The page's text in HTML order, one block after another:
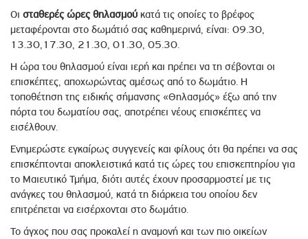
Οι σταθερές ώρες θηλασμού κατά τις οποίες το βρέφος
μεταφέρονται στο δωμάτιό σας καθημερινά, είναι: 09.30,
13.30,17.30, 21.30, 01.30, 05.30.
Η ώρα του θηλασμού είναι ιερή και πρέπει να τη σέβονται οι
επισκέπτες, αποχωρώντας αμέσως από το δωμάτιο. Η
τοποθέτηση της ειδικής σήμανσης «Θηλασμός» έξω από την
πόρτα του δωματίου σας, αποτρέπει νέους επισκέπτες να
εισέλθουν.
Ενημερώστε εγκαίρως συγγενείς και φίλους ότι θα πρέπει να σας
επισκέπτονται αποκλειστικά κατά τις ώρες του επισκεπτηρίου για
το Μαιευτικό Τμήμα, διότι αυτές έχουν προσαρμοστεί με τις
ανάγκες του θηλασμού, κατά τη διάρκεια του οποίου δεν
επιτρέπεται να εισέρχονται στο δωμάτιο.
Το άγχος που σας προκαλεί η αναμονή και των πιο οικείων